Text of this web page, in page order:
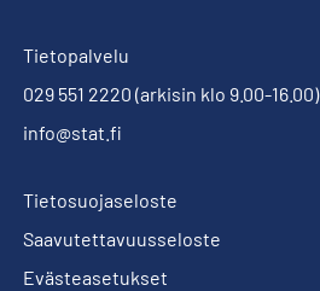
Tietopalvelu
029 551 2220 (arkisin klo 9.00-16.00)
info@stat.fi
Tietosuojaseloste
Saavutettavuusseloste
Evästeasetukset